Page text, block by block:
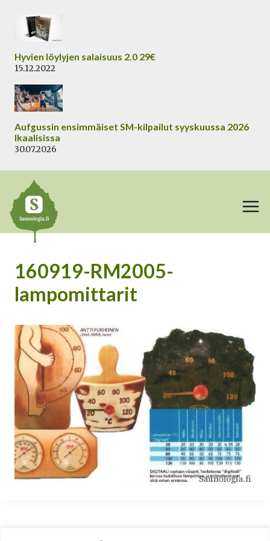
sisältöön
Hyvien löylyjen salaisuus 2.0 29€
15.12.2022
Aufgussin ensimmäiset SM-kilpailut syyskuussa 2026
Ikaalisissa
30.07.2026
160919-RM2005-
lampomittarit